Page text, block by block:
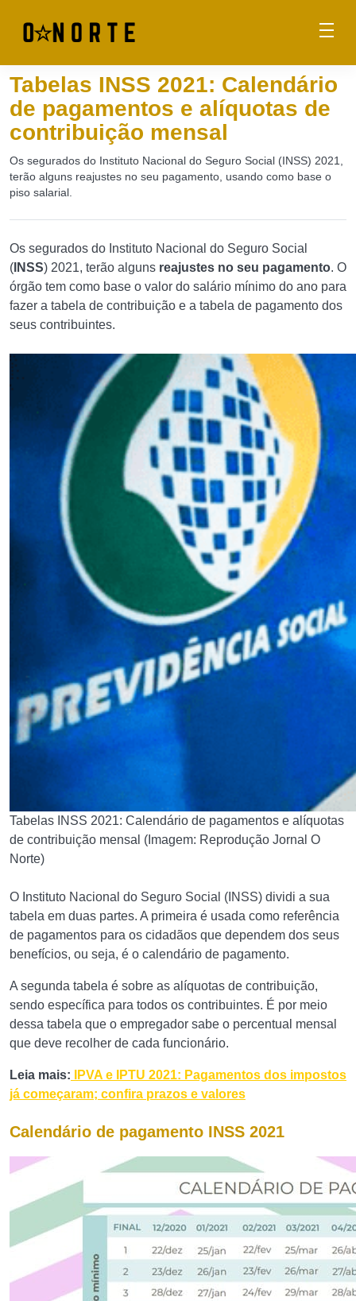
Tabelas INSS 2021: Calendário
de pagamentos e alíquotas de
contribuição mensal
Os segurados do Instituto Nacional do Seguro Social (INSS) 2021,
terão alguns reajustes no seu pagamento, usando como base o
piso salarial.
Os segurados do Instituto Nacional do Seguro Social
( INSS) 2021, terão alguns reajustes no seu pagamento. O
órgão tem como base o valor do salário mínimo do ano para
fazer a tabela de contribuição e a tabela de pagamento dos
seus contribuintes.
Tabelas INSS 2021: Calendário de pagamentos e alíquotas
de contribuição mensal (Imagem: Reprodução Jornal O
Norte)
O Instituto Nacional do Seguro Social (INSS) dividi a sua
tabela em duas partes. A primeira é usada como referência
de pagamentos para os cidadãos que dependem dos seus
benefícios, ou seja, é o calendário de pagamento.
A segunda tabela é sobre as alíquotas de contribuição,
sendo específica para todos os contribuintes. É por meio
dessa tabela que o empregador sabe o percentual mensal
que deve recolher de cada funcionário.
Leia mais: IPVA e IPTU 2021: Pagamentos dos impostos
já começaram; confira prazos e valores
Calendário de pagamento INSS 2021